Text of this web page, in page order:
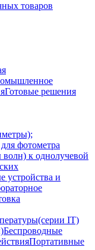
товаров
Готовые решения
фотометра
к однолучевой
устройства и
IT)
Беспроводные
Портативные